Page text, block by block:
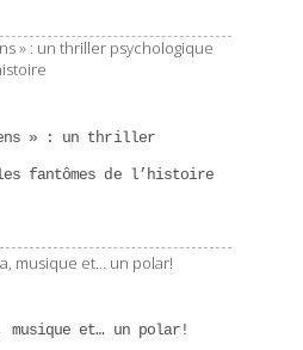
» : un thriller
fantômes de l’histoire
musique et… un polar!